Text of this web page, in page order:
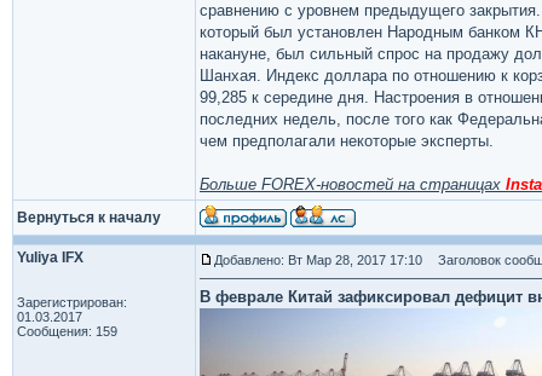
сравнению с уровнем предыдущего
который был установлен Народным банком
накануне, был сильный спрос на продажу
Шанхая. Индекс доллара по отношению к
99,285 к середине дня. Настроения в
последних недель, после того как
чем предполагали некоторые эксперты.
Больше FOREX-новостей на страницах Insta
Вернуться к началу
Yuliya IFX
Зарегистрирован:
01.03.2017
Сообщения: 159
Добавлено: Вт Мар 28, 2017 17:10 Заголовок
В феврале Китай зафиксировал дефицит